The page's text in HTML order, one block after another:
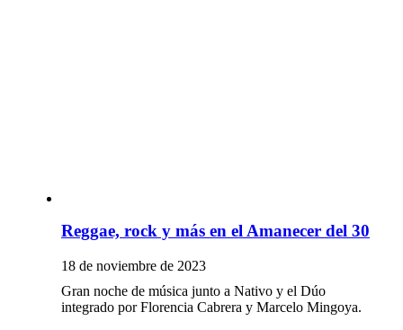
Reggae, rock y más en el Amanecer del 30
18 de noviembre de 2023
Gran noche de música junto a Nativo y el Dúo
integrado por Florencia Cabrera y Marcelo Mingoya.